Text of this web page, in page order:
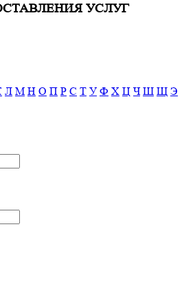
УСЛУГ
Л М Н О П Р С Т У Ф Х Ц Ч Ш Щ Э